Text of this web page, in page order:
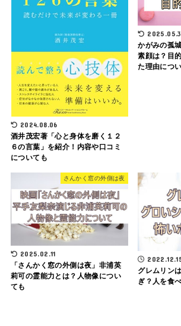
2024.08.06
酒井茂宏著「心と身体を磨く１２
６の言葉」を紹介！内容や口コミ
についても
かがみの孤
素顔は？目
た理由につ
さんかく窓の外側は夜
2025.02.11
「さんかく窓の外側は夜」非浦英
莉可の霊能力とは？人物像につい
ても
グレムリン
ぎ？人を食